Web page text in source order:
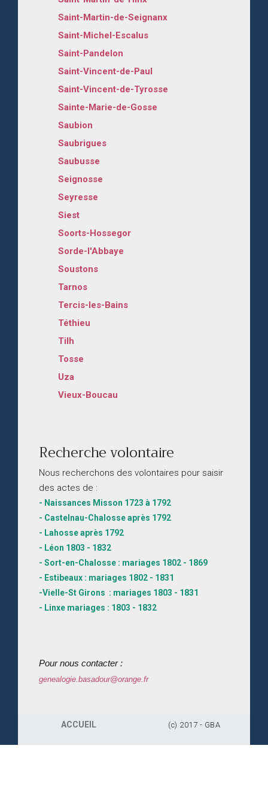
Saint-Martin-de-Seignanx
Saint-Michel-Escalus
Saint-Pandelon
Saint-Vincent-de-Paul
Saint-Vincent-de-Tyrosse
Sainte-Marie-de-Gosse
Saubion
Saubrigues
Saubusse
Seignosse
Seyresse
Siest
Soorts-Hossegor
Sorde-l'Abbaye
Soustons
Tarnos
Tercis-les-Bains
Téthieu
Tilh
Tosse
Uza
Vieux-Boucau
Recherche volontaire
Nous recherchons des volontaires pour saisir
des actes de :
- Naissances Misson 1723 à 1792
- Castelnau-Chalosse après 1792
- Lahosse après 1792
- Léon 1803 - 1832
- Sort-en-Chalosse : mariages 1802 - 1869
- Estibeaux : mariages 1802 - 1831
-Vielle-St Girons : mariages 1803 - 1831
- Linxe mariages : 1803 - 1832
Pour nous contacter :
genealogie.basadour@orange.fr
ACCUEIL (c) 2017 - GBA